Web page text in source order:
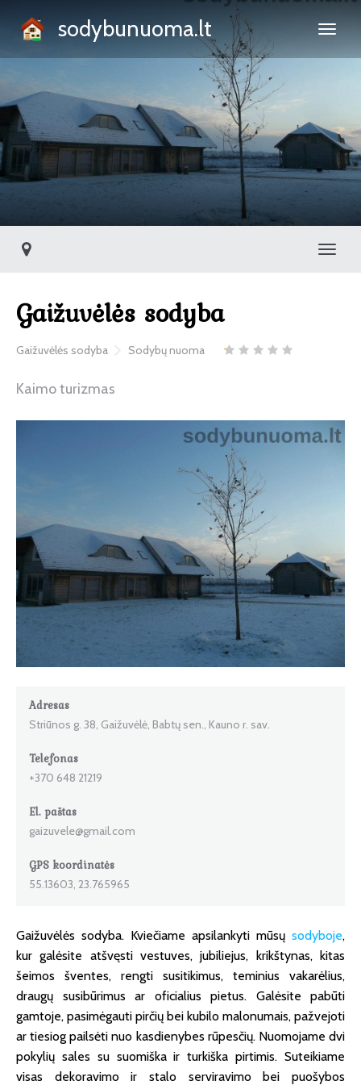
sodybunuoma.lt
Gaižuvėlės sodyba
Gaižuvėlės sodyba Sodybų nuoma
Kaimo turizmas
Adresas
Striūnos g. 38, Gaižuvėlė, Babtų sen., Kauno r. sav.
Telefonas
+370 648 21219
El. paštas
gaizuvele@gmail.com
GPS koordinatės
55.13603, 23.765965
Gaižuvėlės sodyba. Kviečiame apsilankyti mūsų sodyboje,
kur galėsite atšvęsti vestuves, jubiliejus, krikštynas, kitas
šeimos šventes, rengti susitikimus, teminius vakarėlius,
draugų susibūrimus ar oficialius pietus. Galėsite pabūti
gamtoje, pasimėgauti pirčių bei kubilo malonumais, pažvejoti
ar tiesiog pailsėti nuo kasdienybes rūpesčių. Nuomojame dvi
pokylių sales su suomiška ir turkiška pirtimis. Suteikiame
visas dekoravimo ir stalo serviravimo bei puošybos